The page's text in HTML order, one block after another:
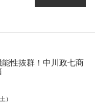
性抜群！中川政七商
）